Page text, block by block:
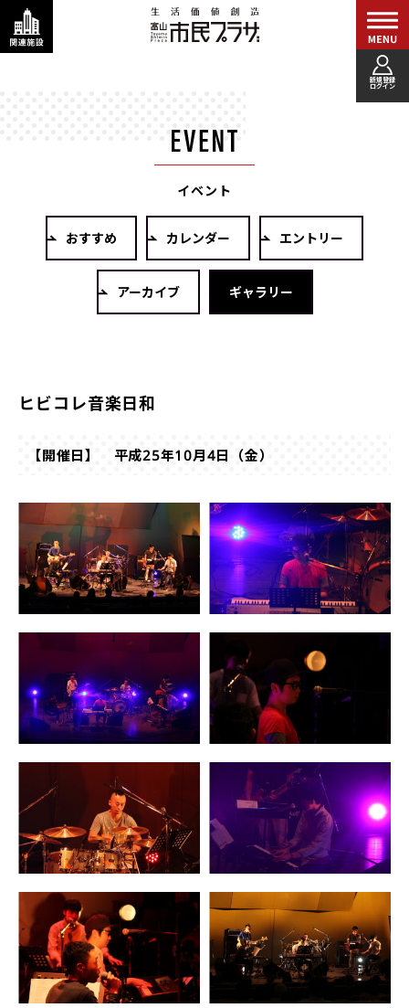
新規登録
ログイン
イベント
おすすめ カレンダー エントリー
アーカイブ ギャラリー
ヒビコレ音楽日和
【開催日】 平成25年10月4日（金）